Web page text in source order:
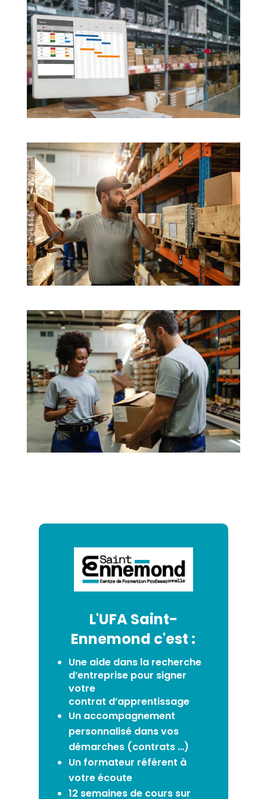
L'UFA Saint-
Ennemond c'est :
Une aide dans la recherche
d’entreprise pour signer
votre
contrat d’apprentissage
Un accompagnement
personnalisé dans vos
démarches (contrats …)
Un formateur référent à
votre écoute
12 semaines de cours sur